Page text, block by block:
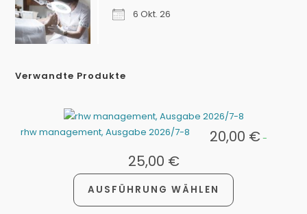
6 Okt. 26
Verwandte Produkte
rhw management, Ausgabe 2026/7-8 20,00 €-
25,00 €
AUSFÜHRUNG WÄHLEN